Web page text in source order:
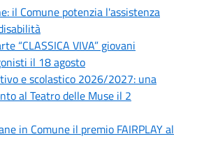
il Comune potenzia l'assistenza
“CLASSICA VIVA” giovani
il 18 agosto
e scolastico 2026/2027: una
al Teatro delle Muse il 2
in Comune il premio FAIRPLAY al